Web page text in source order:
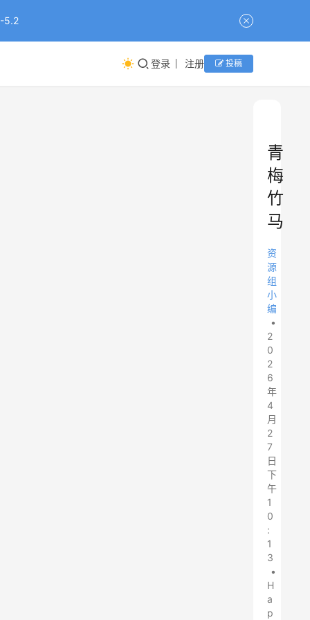
5.2
登录 注册 投稿
青
梅
竹
马
资
源
组
小
编
•
2
0
2
6
年
4
月
2
7
日
下
午
1
0
:
1
3
•
H
a
p